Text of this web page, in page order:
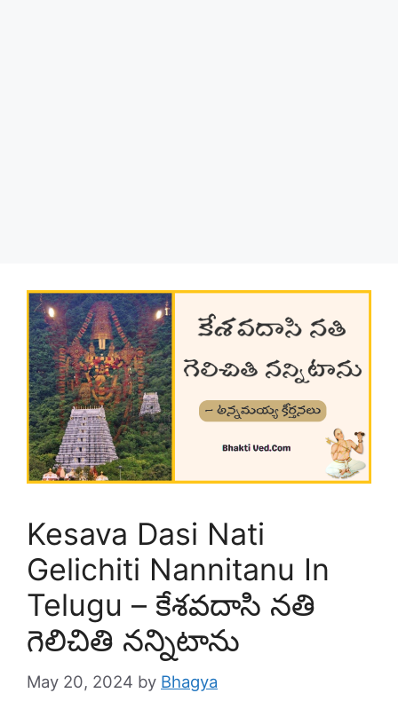
Kesava Dasi Nati
Gelichiti Nannitanu In
Telugu – కేశవదాసి నతి
గెలిచితి నన్నిటాను
May 20, 2024 by Bhagya